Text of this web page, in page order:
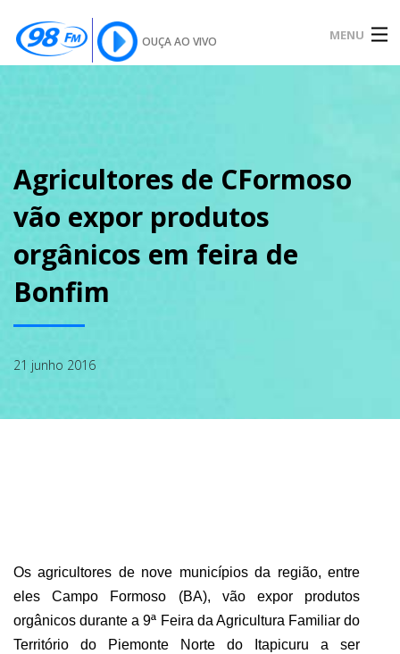
OUÇA AO VIVO MENU
SOBRE
PODCAST
GALERIA
Agricultores de CFormoso
vão expor produtos
orgânicos em feira de
Bonfim
21 junho 2016
Os agricultores de nove municípios da região, entre
eles Campo Formoso (BA), vão expor produtos
orgânicos durante a 9ª Feira da Agricultura Familiar do
Território do Piemonte Norte do Itapicuru a ser